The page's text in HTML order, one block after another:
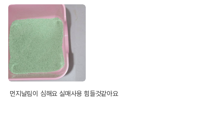
먼지날림이 심해요 실매사용 힘들것같아요